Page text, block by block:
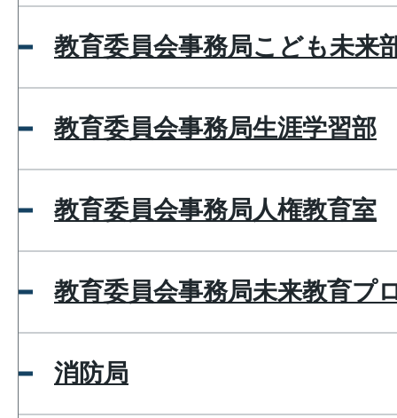
教育委員会事務局こども未来
教育委員会事務局生涯学習部
教育委員会事務局人権教育室
教育委員会事務局未来教育プ
消防局